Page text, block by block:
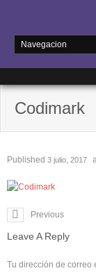
Codimark
Published 3 julio, 2017
Previous
Leave A Reply
Tu dirección de correo